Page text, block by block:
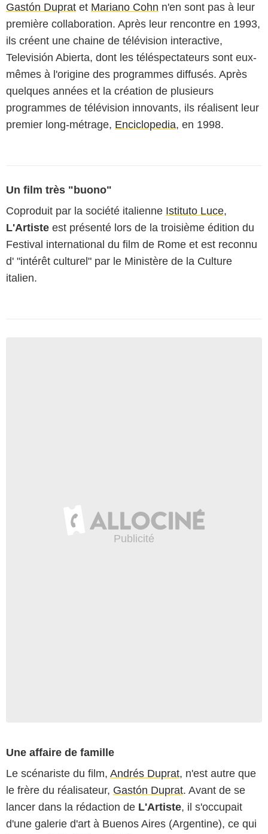
Gastón Duprat et Mariano Cohn n'en sont pas à leur
première collaboration. Après leur rencontre en 1993,
ils créent une chaine de télévision interactive,
Televisión Abierta, dont les téléspectateurs sont eux-
mêmes à l'origine des programmes diffusés. Après
quelques années et la création de plusieurs
programmes de télévision innovants, ils réalisent leur
premier long-métrage, Enciclopedia, en 1998.
Un film très "buono"
Coproduit par la société italienne Istituto Luce,
L'Artiste est présenté lors de la troisième édition du
Festival international du film de Rome et est reconnu
d' "intérêt culturel" par le Ministère de la Culture
italien.
Une affaire de famille
Le scénariste du film, Andrés Duprat, n'est autre que
le frère du réalisateur, Gastón Duprat. Avant de se
lancer dans la rédaction de L'Artiste, il s'occupait
d'une galerie d'art à Buenos Aires (Argentine), ce qui